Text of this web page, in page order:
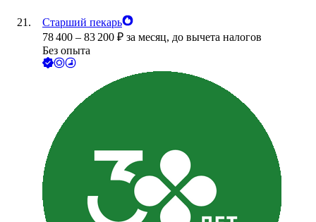
Старший пекарь
78 400 – 83 200 ₽ за месяц, до вычета налогов
Без опыта